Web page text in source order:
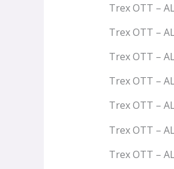
Trex OTT –
Trex OTT –
Trex OTT –
Trex OTT –
Trex OTT –
Trex OTT –
Trex OTT –